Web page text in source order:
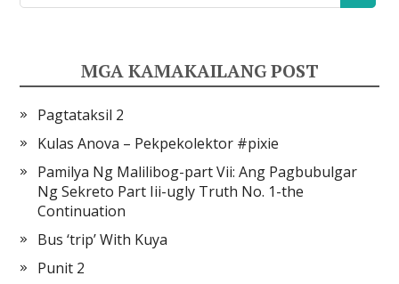
MGA KAMAKAILANG POST
Pagtataksil 2
Kulas Anova – Pekpekolektor #pixie
Pamilya Ng Malilibog-part Vii: Ang Pagbubulgar
Ng Sekreto Part Iii-ugly Truth No. 1-the
Continuation
Bus ‘trip’ With Kuya
Punit 2